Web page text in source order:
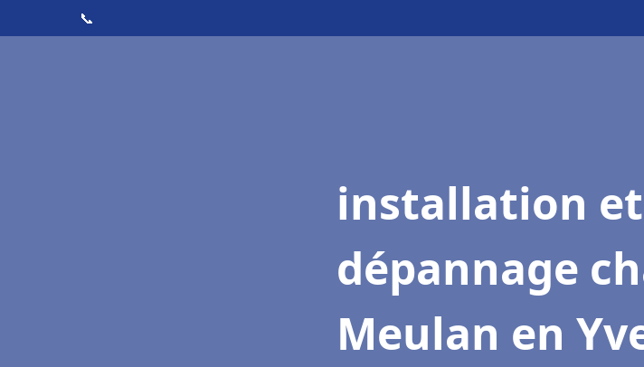
📞
installation et
dépannage
Meulan en